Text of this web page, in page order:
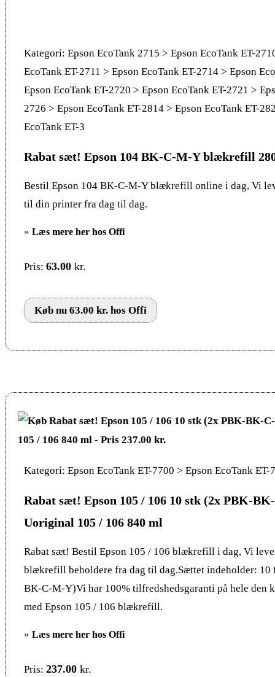
Kategori: Epson EcoTank 2715 > Epson EcoTank ET-
EcoTank ET-2711 > Epson EcoTank ET-2714 > Epson
Epson EcoTank ET-2720 > Epson EcoTank ET-2721 >
2726 > Epson EcoTank ET-2814 > Epson EcoTank ET-
EcoTank ET-3
Rabat sæt! Epson 104 BK-C-M-Y blækrefill
Bestil Epson 104 BK-C-M-Y blækrefill online i dag, Vi
til din printer fra dag til dag.
» Læs mere her hos Offi
Pris: 63.00 kr.
Køb nu 63.00 kr. hos Offi
Kategori: Epson EcoTank ET-7700 > Epson EcoTank ET-
Rabat sæt! Epson 105 / 106 10 stk (2x PBK-
Uoriginal 105 / 106 840 ml
Rabat sæt! Bestil Epson 105 / 106 blækrefill i dag, Vi
blækrefill beholdere fra dag til dag.Sættet indeholder: 10
BK-C-M-Y)Vi har 100% tilfredshedsgaranti på hele den
med Epson 105 / 106 blækrefill.
» Læs mere her hos Offi
Pris: 237.00 kr.